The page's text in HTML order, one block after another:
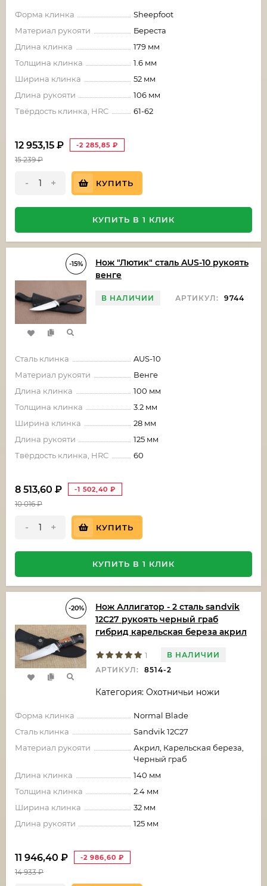
Форма клинка
Sheepfoot
Материал рукояти
Береста
Длина клинка
179 мм
Толщина клинка
1.6 мм
Ширина клинка
52 мм
Длина рукояти
106 мм
Твёрдость клинка, HRC
61-62
12 953,15 ₽ -2 285,85 ₽
15 239₽
- + КУПИТЬ
КУПИТЬ В 1 КЛИК
-15%
Нож "Лютик" сталь AUS-10 рукоять
венге
В НАЛИЧИИ АРТИКУЛ: 9744
Сталь клинка
AUS-10
Материал рукояти
Венге
Длина клинка
100 мм
Толщина клинка
3.2 мм
Ширина клинка
28 мм
Длина рукояти
125 мм
Твёрдость клинка, HRC
60
8 513,60 ₽ -1 502,40 ₽
10 016₽
- + КУПИТЬ
КУПИТЬ В 1 КЛИК
-20%
Нож Аллигатор - 2 сталь sandvik
12C27 рукоять черный граб
гибрид карельская береза акрил
1
В НАЛИЧИИ
АРТИКУЛ:
8514-2
Категория: Охотничьи ножи
Форма клинка
Normal Blade
Сталь клинка
Sandvik 12C27
Материал рукояти
Акрил, Карельская береза,
Черный граб
Длина клинка
140 мм
Толщина клинка
2.4 мм
Ширина клинка
32 мм
Длина рукояти
125 мм
11 946,40 ₽ -2 986,60 ₽
14 933₽